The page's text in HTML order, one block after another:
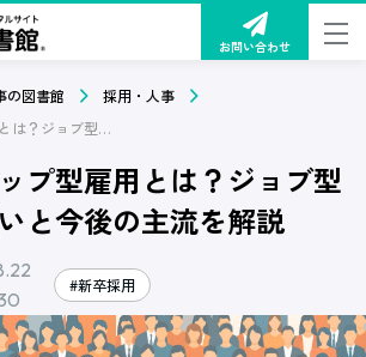
お問い合わせ
の図書館
採用・人事
メンバーシップ型雇用とは？ジョブ型雇用との違いと今後の主流を解説
プ型雇用とは？ジョブ型
と今後の主流を解説
#新卒採用